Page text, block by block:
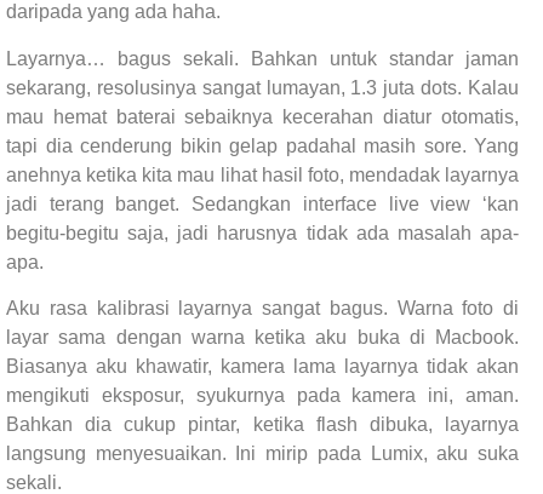
daripada yang ada haha.
Layarnya… bagus sekali. Bahkan untuk standar jaman
sekarang, resolusinya sangat lumayan, 1.3 juta dots. Kalau
mau hemat baterai sebaiknya kecerahan diatur otomatis,
tapi dia cenderung bikin gelap padahal masih sore. Yang
anehnya ketika kita mau lihat hasil foto, mendadak layarnya
jadi terang banget. Sedangkan interface live view ‘kan
begitu-begitu saja, jadi harusnya tidak ada masalah apa-
apa.
Aku rasa kalibrasi layarnya sangat bagus. Warna foto di
layar sama dengan warna ketika aku buka di Macbook.
Biasanya aku khawatir, kamera lama layarnya tidak akan
mengikuti eksposur, syukurnya pada kamera ini, aman.
Bahkan dia cukup pintar, ketika flash dibuka, layarnya
langsung menyesuaikan. Ini mirip pada Lumix, aku suka
sekali.